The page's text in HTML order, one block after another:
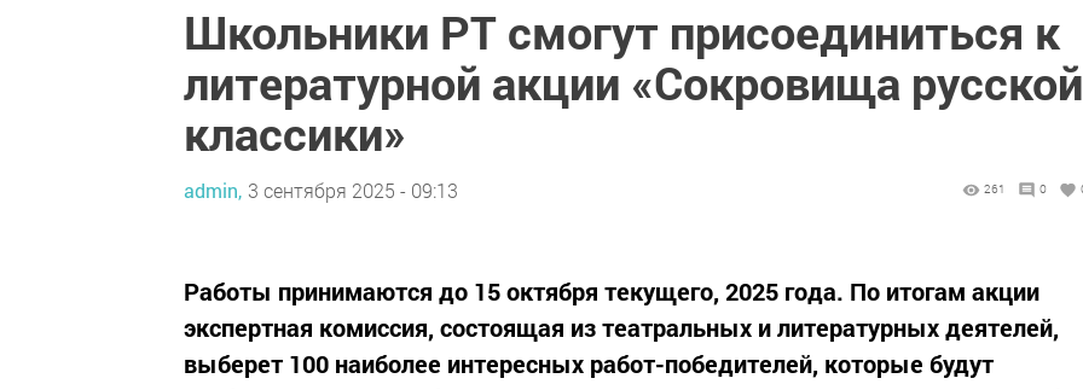
Школьники РТ смогут присоединиться к
литературной акции «Сокровища русской
классики»
admin, 3 сентября 2025 - 09:13 261 0
Работы принимаются до 15 октября текущего, 2025 года. По итогам акции
экспертная комиссия, состоящая из театральных и литературных деятелей,
выберет 100 наиболее интересных работ-победителей, которые будут